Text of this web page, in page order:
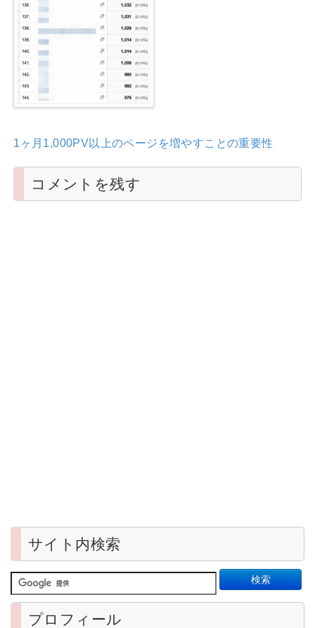
1ヶ月1,000PV以上のページを増やすことの重要性
コメントを残す
サイト内検索
プロフィール